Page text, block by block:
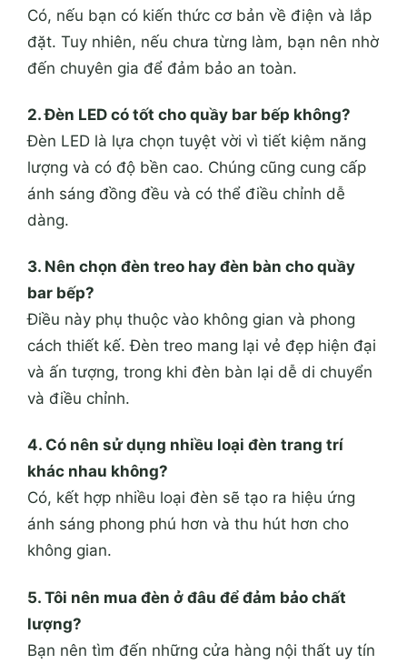
Có, nếu bạn có kiến thức cơ bản về điện và lắp
đặt. Tuy nhiên, nếu chưa từng làm, bạn nên nhờ
đến chuyên gia để đảm bảo an toàn.
2. Đèn LED có tốt cho quầy bar bếp không?
Đèn LED là lựa chọn tuyệt vời vì tiết kiệm năng
lượng và có độ bền cao. Chúng cũng cung cấp
ánh sáng đồng đều và có thể điều chỉnh dễ
dàng.
3. Nên chọn đèn treo hay đèn bàn cho quầy
bar bếp?
Điều này phụ thuộc vào không gian và phong
cách thiết kế. Đèn treo mang lại vẻ đẹp hiện đại
và ấn tượng, trong khi đèn bàn lại dễ di chuyển
và điều chỉnh.
4. Có nên sử dụng nhiều loại đèn trang trí
khác nhau không?
Có, kết hợp nhiều loại đèn sẽ tạo ra hiệu ứng
ánh sáng phong phú hơn và thu hút hơn cho
không gian.
5. Tôi nên mua đèn ở đâu để đảm bảo chất
lượng?
Bạn nên tìm đến những cửa hàng nội thất uy tín